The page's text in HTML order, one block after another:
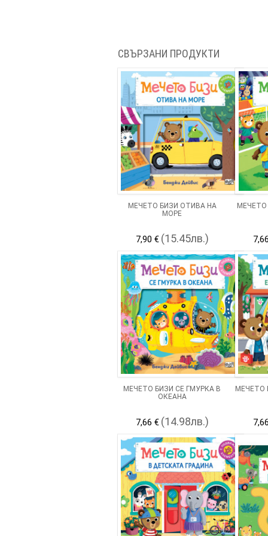
СВЪРЗАНИ ПРОДУКТИ
МЕЧЕТО БИЗИ ОТИВА НА
МОРЕ
7,90 € (15.45лв.)
МЕЧЕТО
МЕЧЕТО БИЗИ СЕ ГМУРКА В
ОКЕАНА
7,66 € (14.98лв.)
МЕЧЕТО